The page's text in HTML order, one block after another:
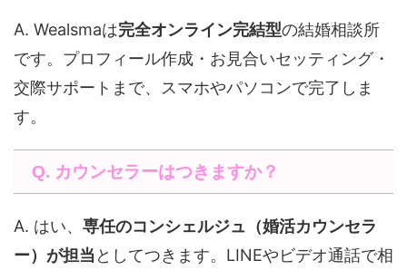
A. Wealsmaは完全オンライン完結型の結婚相談所
です。プロフィール作成・お見合いセッティング・
交際サポートまで、スマホやパソコンで完了しま
す。
Q. カウンセラーはつきますか？
A. はい、 専任のコンシェルジュ（婚活カウンセラ
ー）が担当 としてつきます。LINEやビデオ通話で相